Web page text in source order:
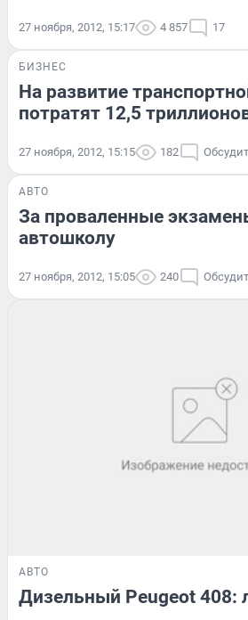
27 ноября, 2012, 15:17 4 857 17
БИЗНЕС
На развитие
потратят 12,5
27 ноября, 2012, 15:15 182
АВТО
За проваленные
автошколу
27 ноября, 2012, 15:05 240
АВТО
Дизельный Peugeot 408: